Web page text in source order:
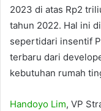
2023 di atas Rp2
tahun 2022. Hal ini
sepertidari insentif
terbaru dari
kebutuhan rumah
Handoyo Lim, VP